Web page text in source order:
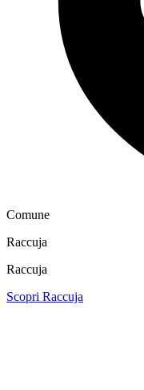
Comune
Raccuja
Raccuja
Scopri Raccuja